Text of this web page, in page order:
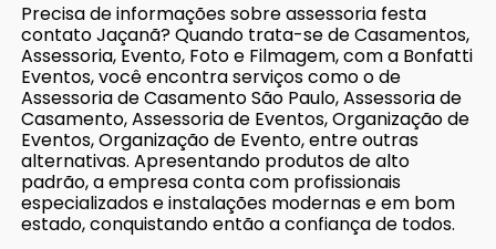
Precisa de informações sobre assessoria festa
contato Jaçanã? Quando trata-se de Casamentos,
Assessoria, Evento, Foto e Filmagem, com a Bonfatti
Eventos, você encontra serviços como o de
Assessoria de Casamento São Paulo, Assessoria de
Casamento, Assessoria de Eventos, Organização de
Eventos, Organização de Evento, entre outras
alternativas. Apresentando produtos de alto
padrão, a empresa conta com profissionais
especializados e instalações modernas e em bom
estado, conquistando então a confiança de todos.